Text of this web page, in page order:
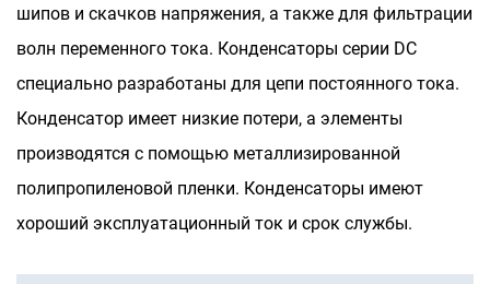
шипов и скачков напряжения, а также для фильтрации
волн переменного тока. Конденсаторы серии DC
специально разработаны для цепи постоянного тока.
Конденсатор имеет низкие потери, а элементы
производятся с помощью металлизированной
полипропиленовой пленки. Конденсаторы имеют
хороший эксплуатационный ток и срок службы.